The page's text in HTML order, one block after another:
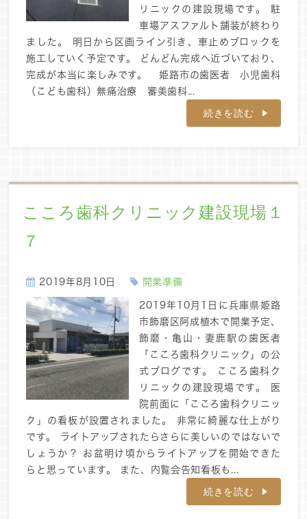
リニックの建設現場です。 駐
車場アスファルト舗装が終わり
ました。 明日から区画ライン引き、車止めブロックを
施工していく予定です。 どんどん完成へ近づいており、
完成が本当に楽しみです。 姫路市の歯医者 小児歯科
（こども歯科）無痛治療 審美歯科...
続きを読む
こころ歯科クリニック建設現場１
７
2019年8月10日 開業準備
2019年10月1日に兵庫県姫路
市飾磨区阿成植木で開業予定、
飾磨・亀山・妻鹿駅の歯医者
「こころ歯科クリニック」の公
式ブログです。 こころ歯科ク
リニックの建設現場です。 医
院前面に「こころ歯科クリニッ
ク」の看板が設置されました。 非常に綺麗な仕上がり
です。 ライトアップされたらさらに美しいのではないで
しょうか？ お盆明け頃からライトアップを開始できた
らと思っています。 また、内覧会告知看板も...
続きを読む